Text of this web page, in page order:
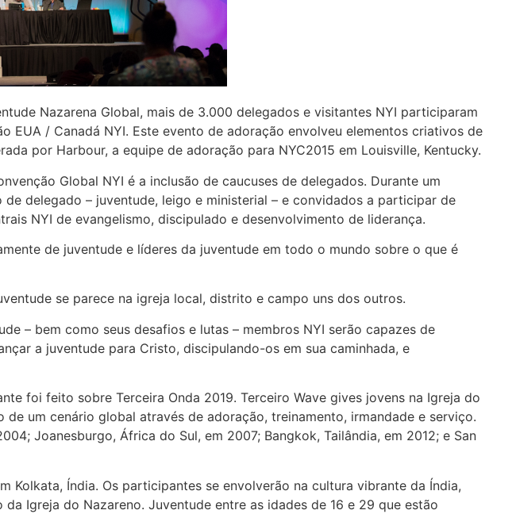
Nazarena Global, mais de 3.000 delegados e visitantes NYI participaram
EUA / Canadá NYI. Este evento de adoração envolveu elementos criativos de
por Harbour, a equipe de adoração para NYC2015 em Louisville, Kentucky.
Global NYI é a inclusão de caucuses de delegados. Durante um
delegado – juventude, leigo e ministerial – e convidados a participar de
NYI de evangelismo, discipulado e desenvolvimento de liderança.
de juventude e líderes da juventude em todo o mundo sobre o que é
se parece na igreja local, distrito e campo uns dos outros.
– bem como seus desafios e lutas – membros NYI serão capazes de
a juventude para Cristo, discipulando-os em sua caminhada, e
foi feito sobre Terceira Onda 2019. Terceiro Wave gives jovens na Igreja do
um cenário global através de adoração, treinamento, irmandade e serviço.
Joanesburgo, África do Sul, em 2007; Bangkok, Tailândia, em 2012; e San
Kolkata, Índia. Os participantes se envolverão na cultura vibrante da Índia,
Igreja do Nazareno. Juventude entre as idades de 16 e 29 que estão